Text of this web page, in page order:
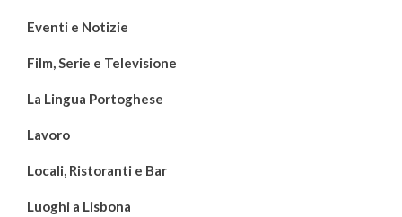
Eventi e Notizie
Film, Serie e Televisione
La Lingua Portoghese
Lavoro
Locali, Ristoranti e Bar
Luoghi a Lisbona